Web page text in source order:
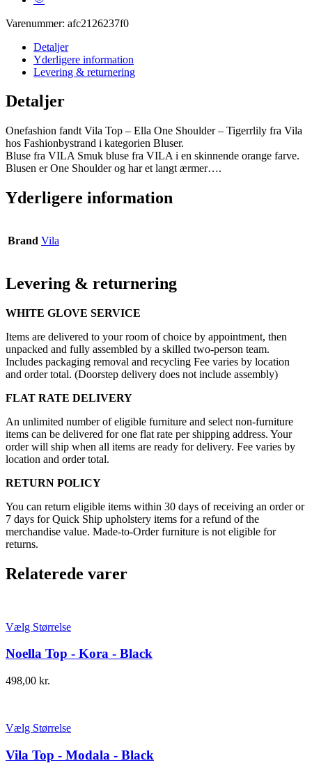
Varenummer: afc2126237f0
Detaljer
Yderligere information
Levering & returnering
Detaljer
Onefashion fandt Vila Top – Ella One Shoulder – Tigerrlily fra Vila
hos Fashionbystrand i kategorien Bluser.
Bluse fra VILA Smuk bluse fra VILA i en skinnende orange farve.
Blusen er One Shoulder og har et langt ærmer….
Yderligere information
Brand Vila
Levering & returnering
WHITE GLOVE SERVICE
Items are delivered to your room of choice by appointment, then
unpacked and fully assembled by a skilled two-person team.
Includes packaging removal and recycling Fee varies by location
and order total. (Doorstep delivery does not include assembly)
FLAT RATE DELIVERY
An unlimited number of eligible furniture and select non-furniture
items can be delivered for one flat rate per shipping address. Your
order will ship when all items are ready for delivery. Fee varies by
location and order total.
RETURN POLICY
You can return eligible items within 30 days of receiving an order or
7 days for Quick Ship upholstery items for a refund of the
merchandise value. Made-to-Order furniture is not eligible for
returns.
Relaterede varer
Vælg Størrelse
Noella Top - Kora - Black
498,00 kr.
Vælg Størrelse
Vila Top - Modala - Black